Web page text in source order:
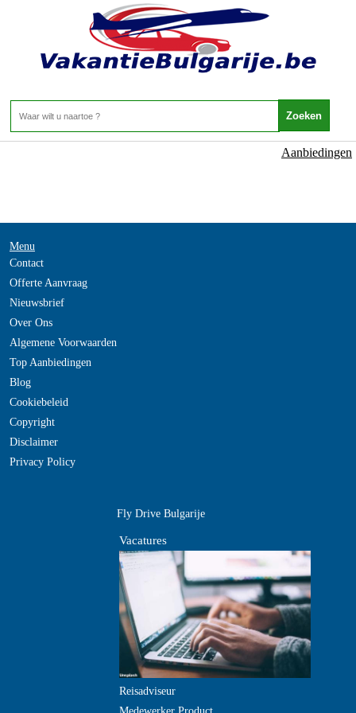
Home>
Aanbiedingen
Menu
Contact
Offerte Aanvraag
Nieuwsbrief
Over Ons
Algemene Voorwaarden
Top Aanbiedingen
Blog
Cookiebeleid
Copyright
Disclaimer
Privacy Policy
Fly Drive Bulgarije
Vacatures
Reisadviseur